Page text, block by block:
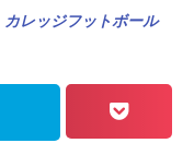
カレッジフットボール